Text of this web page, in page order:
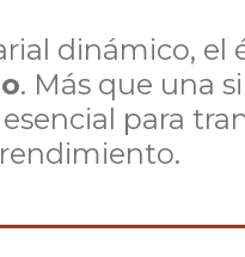
dinámico, el
. Más que una
esencial para